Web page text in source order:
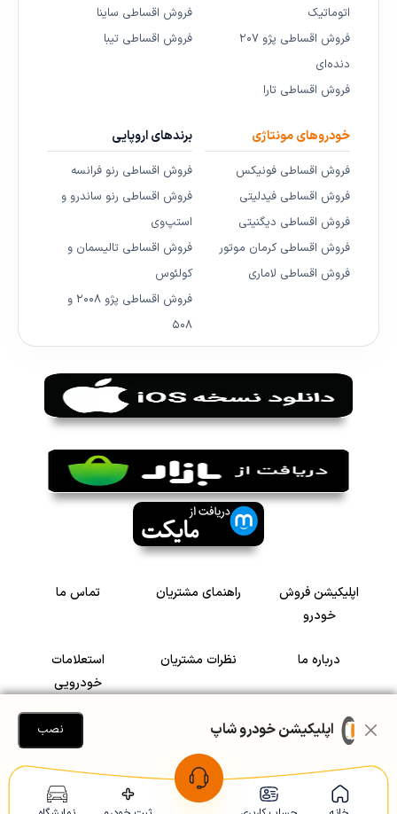
اتوماتیک
فروش اقساطی پژو ۲۰۷
دنده‌ای
فروش اقساطی تارا
فروش اقساطی ساینا
فروش اقساطی تیبا
خودروهای مونتاژی
فروش اقساطی فونیکس
فروش اقساطی فیدلیتی
فروش اقساطی دیگنیتی
فروش اقساطی کرمان موتور
فروش اقساطی لاماری
برندهای اروپایی
فروش اقساطی رنو فرانسه
فروش اقساطی رنو ساندرو و
استپ‌وی
فروش اقساطی تالیسمان و
کولئوس
فروش اقساطی پژو ۲۰۰۸ و
۵۰۸
اپلیکیشن فروش
خودرو
راهنمای مشتریان تماس ما
درباره ما نظرات مشتریان
استعلامات
خودرویی
سرمایه گذاری در
رضایت مشتریاناپلیکیشن خودرو شاپ نصب